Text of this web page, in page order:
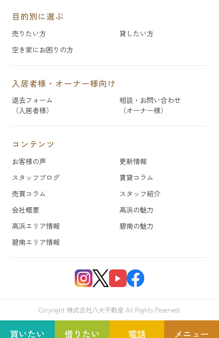
目的別に選ぶ
売りたい方
貸したい方
空き家にお困りの方
入居者様・オーナー様向け
退去フォーム
（入居者様）
相談・お問い合わせ
（オーナー様）
コンテンツ
お客様の声
更新情報
スタッフブログ
賃貸コラム
売買コラム
スタッフ紹介
会社概要
高浜の魅力
高浜エリア情報
碧南の魅力
碧南エリア情報
Coryright 株式会社八大不動産 All Rights Peserved.
買いたい 借りたい 電話 メニュー